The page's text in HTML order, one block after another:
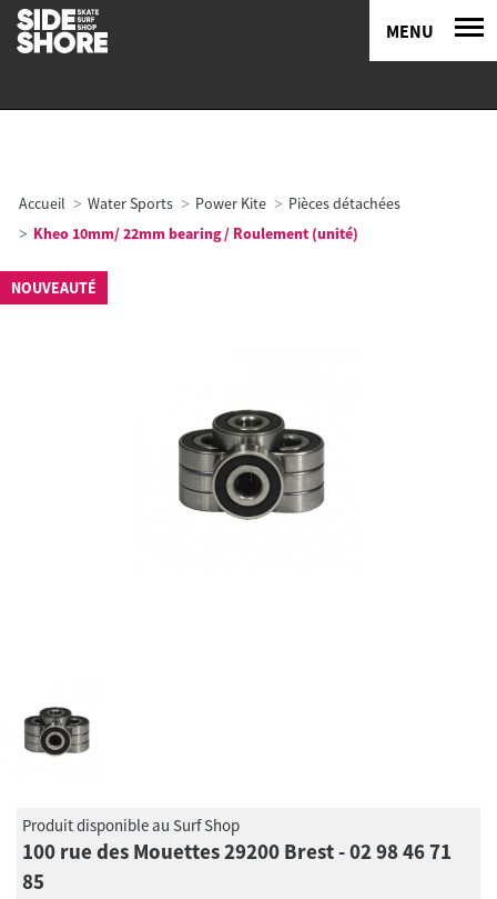
MENU
Accueil Water Sports Power Kite
Pièces détachées
Kheo 10mm/ 22mm bearing / Roulement (unité)
NOUVEAUTÉ
Produit disponible au Surf Shop
100 rue des Mouettes 29200 Brest - 02 98 46 71
85